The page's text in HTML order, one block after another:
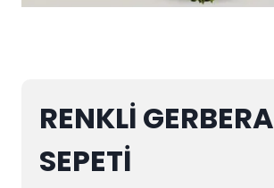
RENKLİ GERBERA
SEPETİ